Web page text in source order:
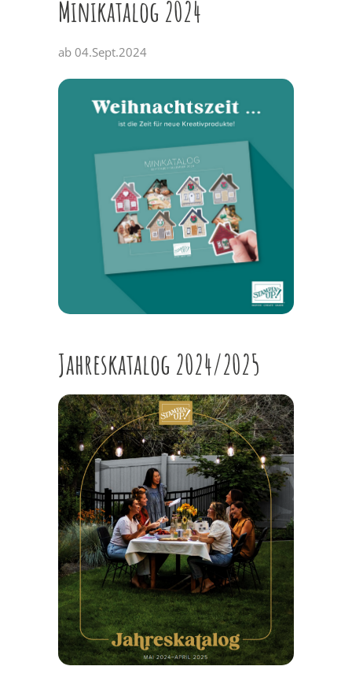
Minikatalog 2024
ab 04.Sept.2024
Jahreskatalog 2024/2025